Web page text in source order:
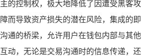
的控制权，极大地降低了因遭受黑客攻
而导致资产损失的潜在风险，集成的即
通的桥梁，允许用户在钱包内部与其他
动，无论是交易沟通时的信息传递，还